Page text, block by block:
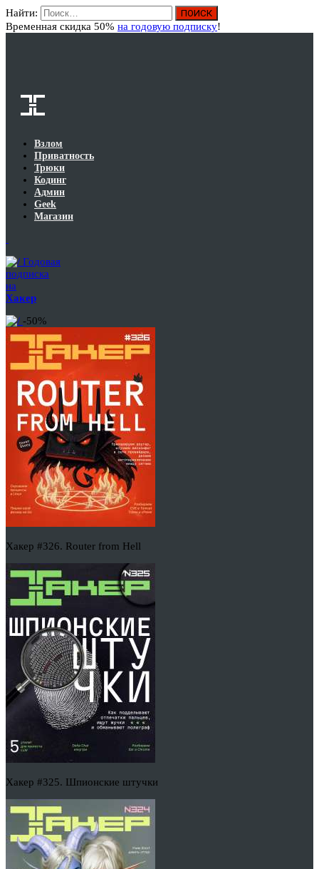
Найти:
Временная скидка 50% на годовую подписку!
Взлом
Приватность
Трюки
Кодинг
Админ
Geek
Магазин
Годовая
подписка
на
Хакер
-50%
Хакер #326. Router from Hell
Хакер #325. Шпионские штучки